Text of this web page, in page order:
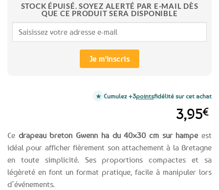
Ce drapeau breton Gwenn ha du 40×30 cm sur hampeest
idéal pour afficher fièrement son attachement à la Bretagne
en toute simplicité. Ses proportions compactes et sa
légèreté en font un format pratique, facile à manipuler lors
d’événements.
3,95€
STOCK ÉPUISÉ. SOYEZ ALERTÉ PAR E-MAIL DÈS
QUE CE PRODUIT SERA DISPONIBLE
Je m'inscris
Cumulez +3pointsfidélité sur cet achat